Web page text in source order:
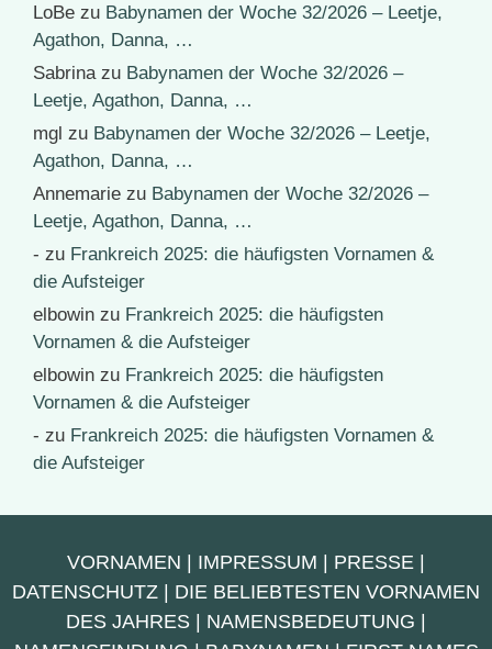
LoBe zu Babynamen der Woche 32/2026 – Leetje,
Agathon, Danna, …
Sabrinazu Babynamen der Woche 32/2026 –
Leetje, Agathon, Danna, …
mgl zu Babynamen der Woche 32/2026 – Leetje,
Agathon, Danna, …
Annemarie zu Babynamen der Woche 32/2026 –
Leetje, Agathon, Danna, …
- zu Frankreich 2025: die häufigsten Vornamen &
die Aufsteiger
elbowin zu Frankreich 2025: die häufigsten
Vornamen & die Aufsteiger
elbowin zu Frankreich 2025: die häufigsten
Vornamen & die Aufsteiger
- zu Frankreich 2025: die häufigsten Vornamen &
die Aufsteiger
VORNAMEN | IMPRESSUM | PRESSE |
DATENSCHUTZ | DIE BELIEBTESTEN VORNAMEN
DES JAHRES | NAMENSBEDEUTUNG |